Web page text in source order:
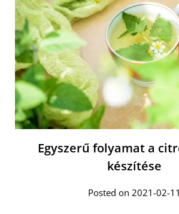
Egyszerű folyamat a
készítése
Posted on 2021-02-11